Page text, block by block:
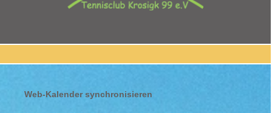
Web-Kalender synchronisieren